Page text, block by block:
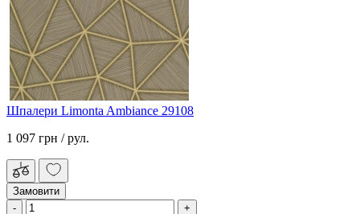
Шпалери Limonta Ambiance 29108
1 097 грн / рул.
Замовити